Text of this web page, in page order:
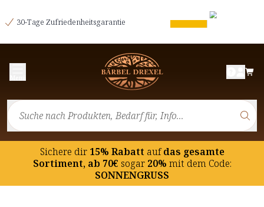
30-Tage Zufriedenheitsgarantie
Sichere dir15% Rabatt aufdas gesamte
Sortiment, ab 70€ sogar20% mit dem Code:
SONNENGRUSS